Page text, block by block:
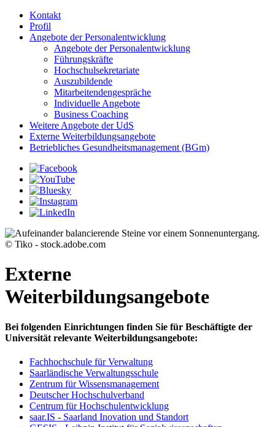
Kontakt
Profil
Angebote der Personalentwicklung
Angebote der Personalentwicklung
Führungskräfte
Hochschulsekretariate
Auszubildende
Mitarbeitendengespräche
Individuelle Angebote
Business Coaching
Weitere Angebote der UdS
Externe Weiterbildungsangebote
Betriebliches Gesundheitsmanagement (BGm)
© Tiko - stock.adobe.com
Externe
Weiterbildungsangebote
Bei folgenden Einrichtungen finden Sie für Beschäftigte der
Universität relevante Weiterbildungsangebote:
Fachhochschule für Verwaltung
Saarländische Verwaltungsschule
Zentrum für Wissensmanagement
Deutscher Hochschulverband
Centrum für Hochschulentwicklung
saar.IS - Saarland Inovation und Standort